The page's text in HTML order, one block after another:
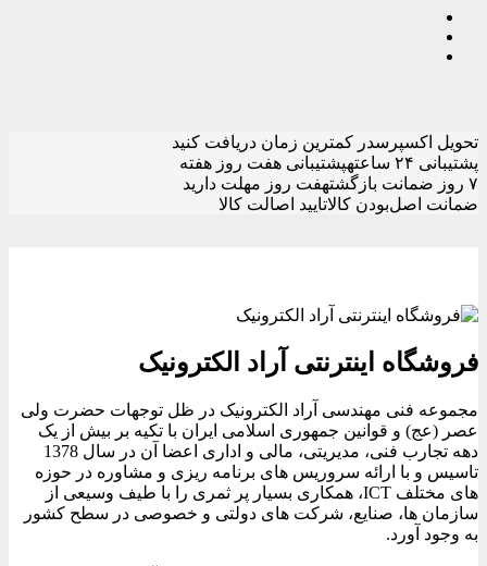
تحویل اکسپرسدر کمترین زمان دریافت کنید
پشتیبانی ۲۴ ساعته
پشتیبانی هفت روز هفته
۷ روز ضمانت بازگشت
هفت روز مهلت دارید
ضمانت اصل‌بودن کالاتایید اصالت کالا
فروشگاه اینترنتی آراد الکترونیک
مجموعه فنی مهندسی آراد الکترونیک در ظل توجهات حضرت ولی
عصر (عج) و قوانین جمهوری اسلامی ایران با تکیه بر بیش از یک
دهه تجارب فنی، مدیریتی، مالی و اداری اعضا آن در سال 1378
تاسیس و با ارائه سروریس های برنامه ریزی و مشاوره در حوزه
های مختلف ICT، همکاری بسیار پر ثمری را با طیف وسیعی از
سازمان ها، صنایع، شرکت های دولتی و خصوصی در سطح کشور
به وجود آورد.